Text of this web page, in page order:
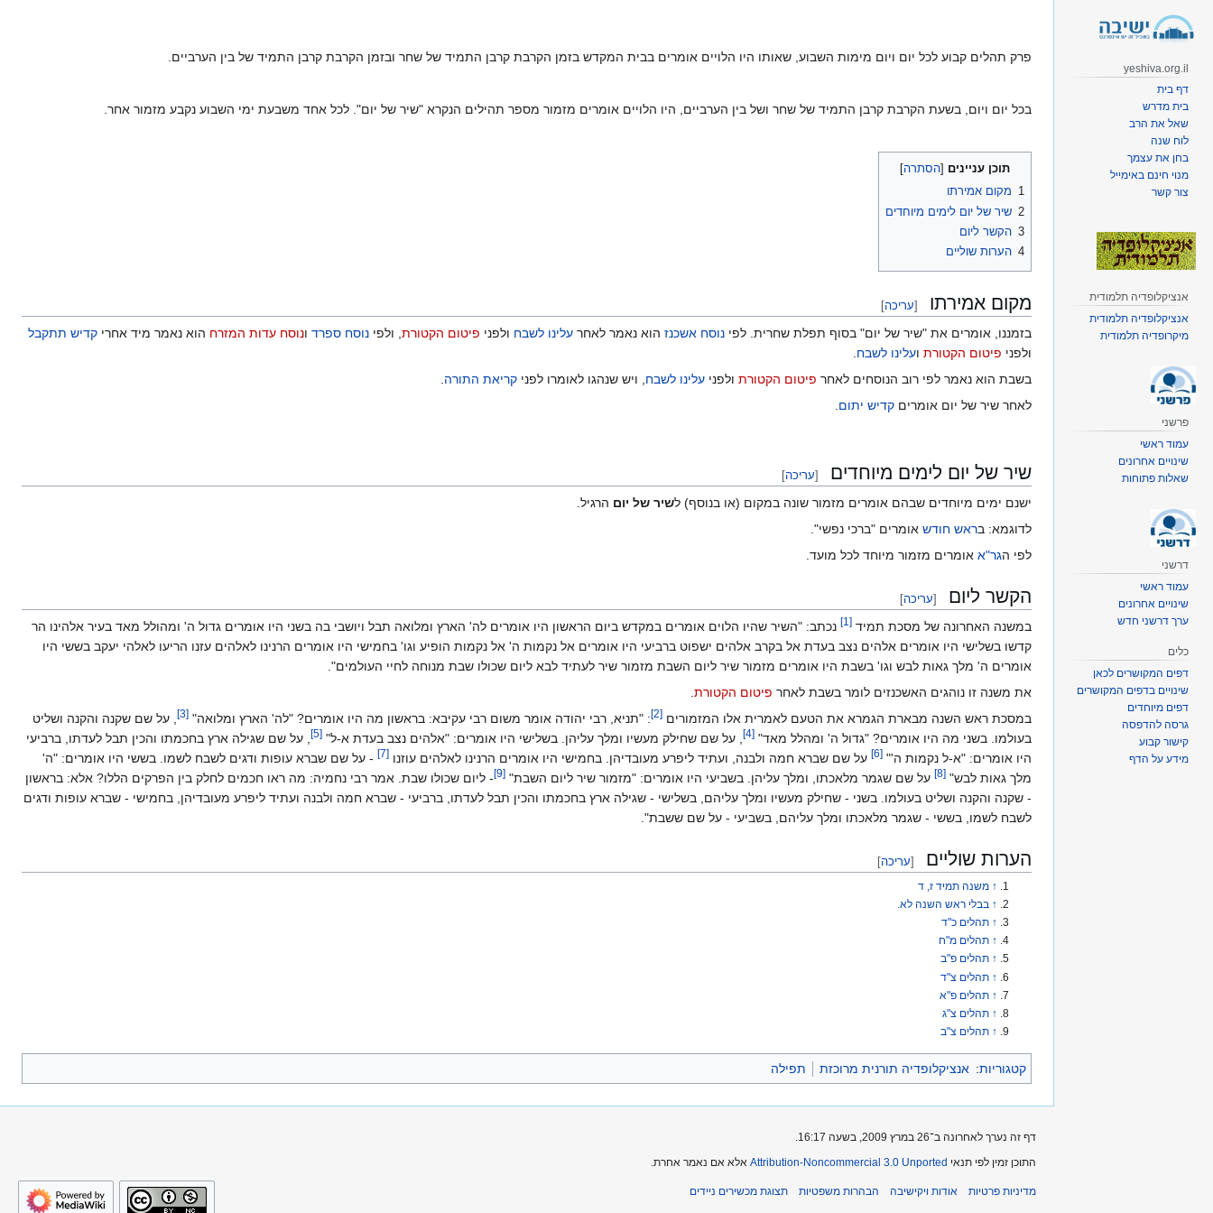
פרק תהלים קבוע לכל יום ויום מימות השבוע, שאותו היו הלויים אומרים בבית המקדש בזמן הקרבת קרבן התמיד של שחר ובזמן הקרבת קרבן התמיד של בין הערביים.
בכל יום ויום, בשעת הקרבת קרבן התמיד של שחר ושל בין הערביים, היו הלויים אומרים מזמור מספר תהילים הנקרא "שיר של יום". לכל אחד משבעת ימי השבוע נקבע מזמור אחר.
תוכן עניינים
1 מקום אמירתו
2 שיר של יום לימים מיוחדים
3 הקשר ליום
4 הערות שוליים
מקום אמירתו [עריכה]
בזמננו, אומרים את "שיר של יום" בסוף תפלת שחרית. לפי נוסח אשכנז הוא נאמר לאחר עלינו לשבח ולפני פיטום הקטורת, ולפי נוסח ספרד ונוסח עדות המזרח הוא נאמר מיד אחרי קדיש תתקבל
ולפני פיטום הקטורת ועלינו לשבח.
בשבת הוא נאמר לפי רוב הנוסחים לאחר פיטום הקטורת ולפני עלינו לשבח, ויש שנהגו לאומרו לפני קריאת התורה.
לאחר שיר של יום אומרים קדיש יתום.
שיר של יום לימים מיוחדים [עריכה]
ישנם ימים מיוחדים שבהם אומרים מזמור שונה במקום (או בנוסף) לשיר של יום הרגיל.
לדוגמא: בראש חודש אומרים "ברכי נפשי".
לפי הגר"א אומרים מזמור מיוחד לכל מועד.
הקשר ליום [עריכה]
במשנה האחרונה של מסכת תמיד [
1
] נכתב: "השיר שהיו הלוים אומרים במקדש ביום הראשון היו אומרים לה' הארץ ומלואה תבל ויושבי בה בשני היו אומרים גדול ה' ומהולל מאד בעיר אלהינו הר
קדשו בשלישי היו אומרים אלהים נצב בעדת אל בקרב אלהים ישפוט ברביעי היו אומרים אל נקמות ה' אל נקמות הופיע וגו' בחמישי היו אומרים הרנינו לאלהים עזנו הריעו לאלהי יעקב בששי היו
אומרים ה' מלך גאות לבש וגו' בשבת היו אומרים מזמור שיר ליום השבת מזמור שיר לעתיד לבא ליום שכולו שבת מנוחה לחיי העולמים".
את משנה זו נוהגים האשכנזים לומר בשבת לאחר פיטום הקטורת.
במסכת ראש השנה מבארת הגמרא את הטעם לאמרית אלו המזמורים [
2
]: "תניא, רבי יהודה אומר משום רבי עקיבא: בראשון מה היו אומרים? "לה' הארץ ומלואה" [
3
], על שם שקנה והקנה ושליט
בעולמו. בשני מה היו אומרים? "גדול ה' ומהלל מאד" [
4
], על שם שחילק מעשיו ומלך עליהן. בשלישי היו אומרים: "אלהים נצב בעדת א-ל" [
5
], על שם שגילה ארץ בחכמתו והכין תבל לעדתו, ברביעי
היו אומרים: "א-ל נקמות ה'" [
6
] על שם שברא חמה ולבנה, ועתיד ליפרע מעובדיהן. בחמישי היו אומרים הרנינו לאלהים עוזנו [
7
] - על שם שברא עופות ודגים לשבח לשמו. בששי היו אומרים: "ה'
מלך גאות לבש" [
8
] על שם שגמר מלאכתו, ומלך עליהן. בשביעי היו אומרים: "מזמור שיר ליום השבת" [
9
]- ליום שכולו שבת. אמר רבי נחמיה: מה ראו חכמים לחלק בין הפרקים הללו? אלא: בראשון
- שקנה והקנה ושליט בעולמו. בשני - שחילק מעשיו ומלך עליהם, בשלישי - שגילה ארץ בחכמתו והכין תבל לעדתו, ברביעי - שברא חמה ולבנה ועתיד ליפרע מעובדיהן, בחמישי - שברא עופות ודגים
לשבח לשמו, בששי - שגמר מלאכתו ומלך עליהם, בשביעי - על שם ששבת".
הערות שוליים [עריכה]
↑ משנה תמיד ז, ד
↑ בבלי ראש השנה לא.
↑ תהלים כ"ד
↑ תהלים מ"ח
↑ תהלים פ"ב
↑ תהלים צ"ד
↑ תהלים פ"א
↑ תהלים צ"ג
↑ תהלים צ"ב
קטגוריות: אנציקלופדיה תורנית מרוכזת תפילה
yeshiva.org.il
דף בית
בית מדרש
שאל את הרב
לוח שנה
בחן את עצמך
מנוי חינם באימייל
צור קשר
אנציקלופדיה תלמודית
אנציקלופדיה תלמודית
מיקרופדיה תלמודית
פרשני
עמוד ראשי
שינויים אחרונים
שאלות פתוחות
דרשני
עמוד ראשי
שינויים אחרונים
ערך דרשני חדש
כלים
דפים המקושרים לכאן
שינויים בדפים המקושרים
דפים מיוחדים
גרסה להדפסה
קישור קבוע
מידע על הדף
דף זה נערך לאחרונה ב־26 במרץ 2009, בשעה 16:17.
התוכן זמין לפי תנאי Attribution-Noncommercial 3.0 Unported אלא אם נאמר אחרת.
מדיניות פרטיות אודות ויקישיבה הבהרות משפטיות תצוגת מכשירים ניידים